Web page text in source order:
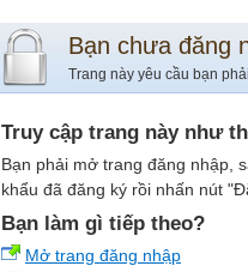
Bạn chưa đăng
Trang này yêu cầu bạn
Truy cập trang này như
Bạn phải mở trang đăng nhập,
khẩu đã đăng ký rồi nhấn nút
Bạn làm gì tiếp theo?
Mở trang đăng nhập